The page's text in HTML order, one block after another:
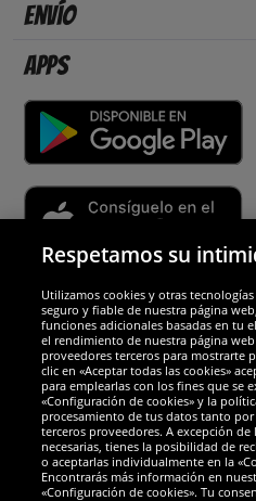
Envío
Apps
Socios y seguridad
Respetamos su
Utilizamos cookies y otras
seguro y fiable de nuestra página
funciones adicionales basadas en tu
el rendimiento de nuestra página
proveedores terceros para mostrarte
clic en «Aceptar todas las cookies»
para emplearlas con los fines que se
«Configuración de cookies» y la
procesamiento de tus datos tanto
terceros proveedores. A excepción
necesarias, tienes la posibilidad de
o aceptarlas individualmente en la
Encontrarás más información en
«Configuración de cookies». Tu